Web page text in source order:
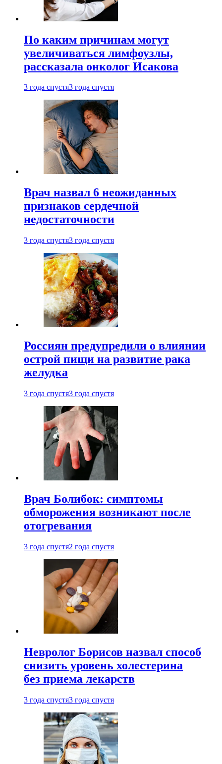
По каким причинам могут
увеличиваться лимфоузлы,
рассказала онколог Исакова
3 года спустя3 года спустя
Врач назвал 6 неожиданных
признаков сердечной
недостаточности
3 года спустя3 года спустя
Россиян предупредили о влиянии
острой пищи на развитие рака
желудка
3 года спустя3 года спустя
Врач Болибок: симптомы
обморожения возникают после
отогревания
3 года спустя2 года спустя
Невролог Борисов назвал способ
снизить уровень холестерина
без приема лекарств
3 года спустя3 года спустя